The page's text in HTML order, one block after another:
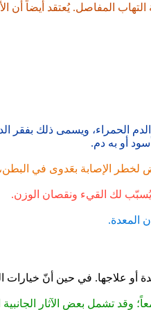
الحمراء، ويسمى ذلك بفقر
أو به دم.
لخطر الإصابة بعَدوى في
لك القيء ونقصان الوزن.
المعدة.
وقد تشمل بعض الآثار